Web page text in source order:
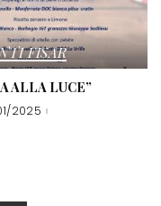
FISAR
ALLA LUCE”
2025